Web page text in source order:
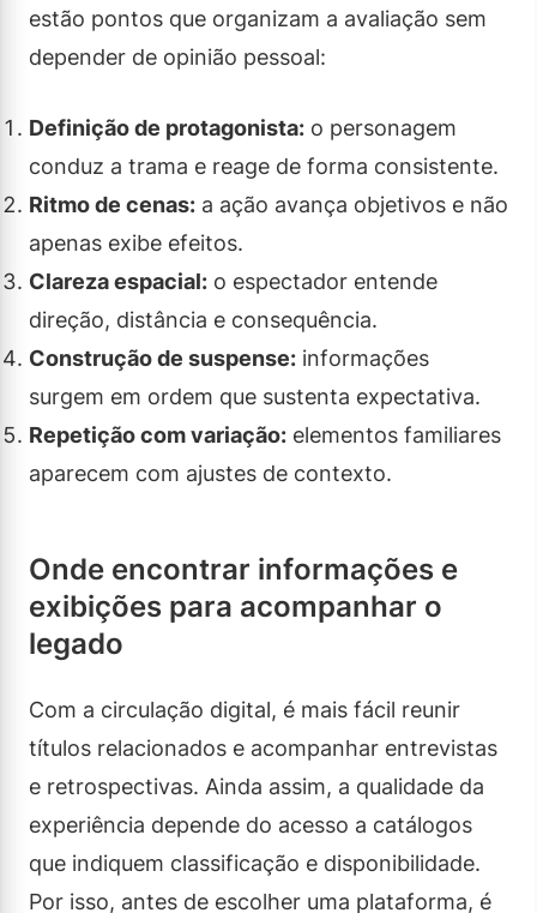
estão pontos que organizam a avaliação sem
depender de opinião pessoal:
Definição de protagonista: o personagem
conduz a trama e reage de forma consistente.
Ritmo de cenas: a ação avança objetivos e não
apenas exibe efeitos.
Clareza espacial: o espectador entende
direção, distância e consequência.
Construção de suspense: informações
surgem em ordem que sustenta expectativa.
Repetição com variação: elementos familiares
aparecem com ajustes de contexto.
Onde encontrar informações e
exibições para acompanhar o
legado
Com a circulação digital, é mais fácil reunir
títulos relacionados e acompanhar entrevistas
e retrospectivas. Ainda assim, a qualidade da
experiência depende do acesso a catálogos
que indiquem classificação e disponibilidade.
Por isso, antes de escolher uma plataforma, é